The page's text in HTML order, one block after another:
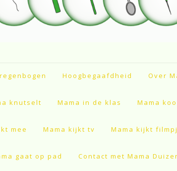
Hoogbegaafdheid Over
knutselt Mama in de klas Mama
mee Mama kijkt tv Mama kijkt
gaat op pad Contact met Mama